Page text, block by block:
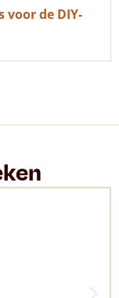
voor de DIY-